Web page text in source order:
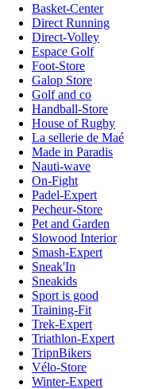
Basket-Center
Direct Running
Direct-Volley
Espace Golf
Foot-Store
Galop Store
Golf and co
Handball-Store
House of Rugby
La sellerie de Maé
Made in Paradis
Nauti-wave
On-Fight
Padel-Expert
Pecheur-Store
Pet and Garden
Slowood Interior
Smash-Expert
Sneak'In
Sneakids
Sport is good
Training-Fit
Trek-Expert
Triathlon-Expert
TripnBikers
Vélo-Store
Winter-Expert